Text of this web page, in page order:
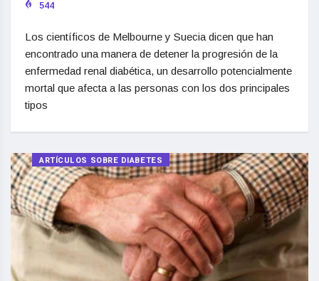
544
Los científicos de Melbourne y Suecia dicen que han
encontrado una manera de detener la progresión de la
enfermedad renal diabética, un desarrollo potencialmente
mortal que afecta a las personas con los dos principales
tipos
ARTÍCULOS SOBRE DIABETES